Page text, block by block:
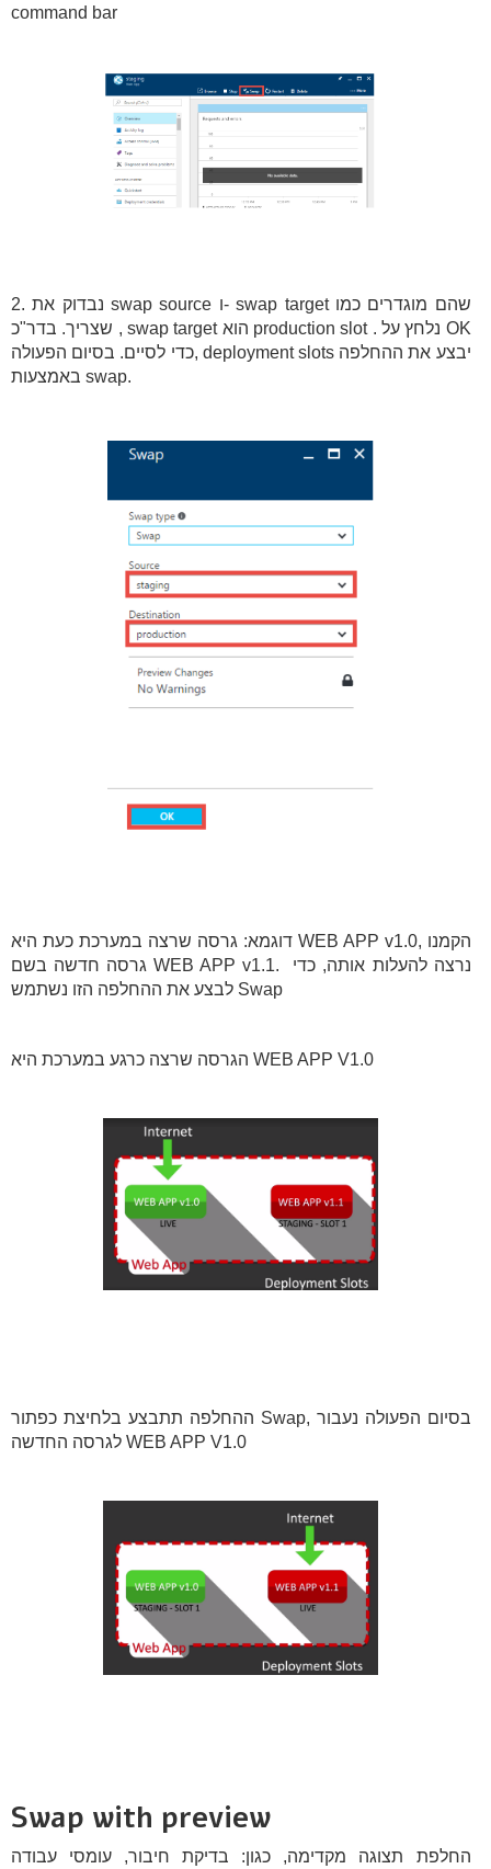
command bar
2. נבדוק את swap source ו- swap target שהם מוגדרים כמו
שצריך. בדר"כ , swap target הוא production slot . נלחץ על OK
כדי לסיים. בסיום הפעולה, deployment slots יבצע את ההחלפה
באמצעות swap.
דוגמא: גרסה שרצה במערכת כעת היא WEB APP v1.0, הקמנו
גרסה חדשה בשם WEB APP v1.1. נרצה להעלות אותה, כדי
לבצע את ההחלפה הזו נשתמש Swap
הגרסה שרצה כרגע במערכת היא WEB APP V1.0
ההחלפה תתבצע בלחיצת כפתור Swap, בסיום הפעולה נעבור
לגרסה החדשה WEB APP V1.0
Swap with preview
החלפת תצוגה מקדימה, כגון: בדיקת חיבור, עומסי עבודה